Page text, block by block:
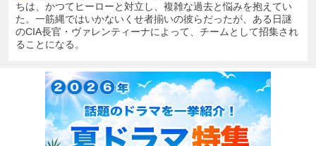
ちは、かつてヒーローと対立し、複雑な過去と悩みを抱えてい
た。一筋縄ではいかないくせ者揃いの彼らだったが、ある日謎
のCIA長官・ヴァレンティーナによって、チームとして招集され
ることになる。